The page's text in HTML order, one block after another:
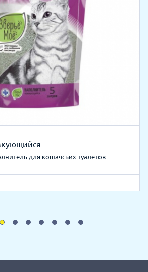
для кошачсьих туалетов